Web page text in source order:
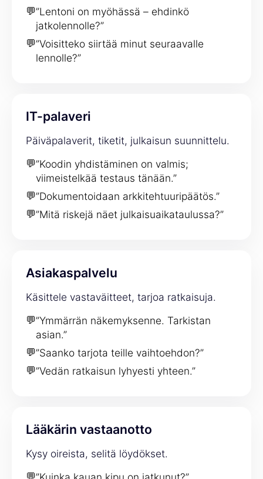
💬”Lentoni on myöhässä – ehdinkö
jatkolennolle?”
💬”Voisitteko siirtää minut seuraavalle
lennolle?”
IT-palaveri
Päiväpalaverit, tiketit, julkaisun suunnittelu.
💬”Koodin yhdistäminen on valmis;
viimeistelkää testaus tänään.”
💬”Dokumentoidaan arkkitehtuuripäätös.”
💬”Mitä riskejä näet julkaisuaikataulussa?”
Asiakaspalvelu
Käsittele vastaväitteet, tarjoa ratkaisuja.
💬”Ymmärrän näkemyksenne. Tarkistan
asian.”
💬”Saanko tarjota teille vaihtoehdon?”
💬”Vedän ratkaisun lyhyesti yhteen.”
Lääkärin vastaanotto
Kysy oireista, selitä löydökset.
💬